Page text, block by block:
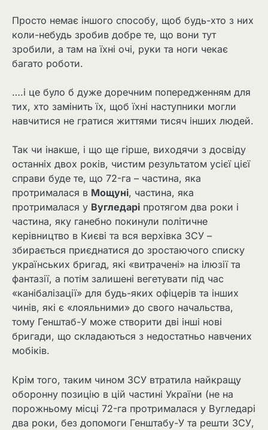
Просто немає іншого способу, щоб будь-хто з них
коли-небудь зробив добре те, що вони тут
зробили, а там на їхні очі, руки та ноги чекає
багато роботи.
….і це було б дуже доречним попередженням для
тих, хто замінить їх, щоб їхні наступники могли
навчитися не гратися життями тисяч інших людей.
Так чи інакше, і що ще гірше, виходячи з досвіду
останніх двох років, чистим результатом усієї цієї
справи буде те, що 72-га – частина, яка
протрималася в Мощуні, частина, яка
протрималася у Вугледарі протягом два роки і
частина, яку ганебно покинули політичне
керівництво в Києві та вся верхівка ЗСУ –
збирається приєднатися до зростаючого списку
українських бригад, які «витрачені» на ілюзії та
фантазії, а потім залишені вегетувати під час
«канібалізації» для будь-яких офіцерів та інших
чинів, які є «лояльними» до свого начальства,
тому Генштаб-У може створити дві інші нові
бригади, що складаються з недостатньо навчених
мобіків.
Крім того, таким чином ЗСУ втратила найкращу
оборонну позицію в цій частині України (не на
порожньому місці 72-га протрималася у Вугледарі
два роки, без допомоги Генштабу-У та решти ЗСУ,